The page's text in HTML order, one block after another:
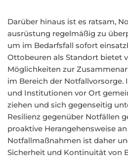
Darüber hinaus ist es ratsam,
ausrüstung regelmäßig zu
um im Bedarfsfall sofort
Ottobeuren als Standort bietet
Möglichkeiten zur
im Bereich der
und Institutionen vor Ort
ziehen und sich gegenseitig
Resilienz gegenüber Notfällen
proaktive Herangehensweise
Notfallmaßnahmen ist daher
Sicherheit und Kontinuität von